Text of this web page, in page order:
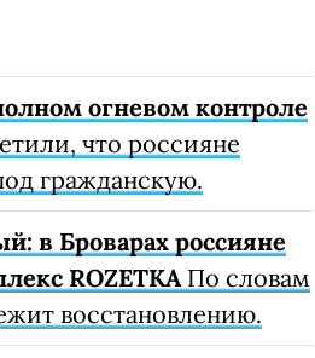
огневом контроле
что россияне
гражданскую.
в Броварах россияне
ROZETKAПо словам
восстановлению.